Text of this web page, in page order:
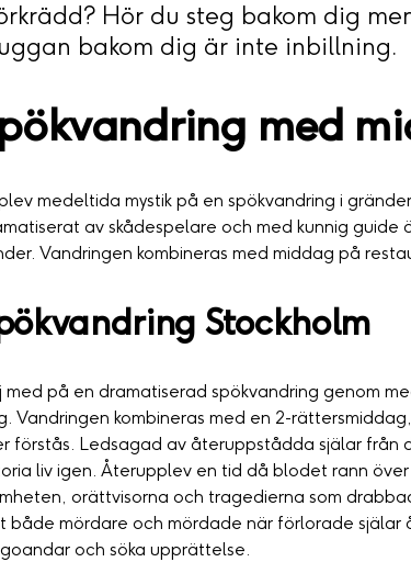
Hör du steg bakom dig
bakom dig är inte inbillning.
med
medeltida mystik på en spökvandring i
av skådespelare och med kunnig guide
Vandringen kombineras med middag på
Stockholm
med på en dramatiserad spökvandring genom
Vandringen kombineras med en 2-
förstås. Ledsagad av återuppstådda själar från
liv igen. Återupplev en tid då blodet rann
orättvisorna och tragedierna som
både mördare och mördade när förlorade själar
och söka upprättelse.